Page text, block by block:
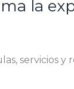
la
servicios y